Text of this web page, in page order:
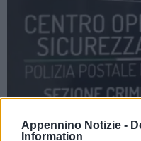
Appennino Notizie -
Information
ROMA (ITALPRESS) – La